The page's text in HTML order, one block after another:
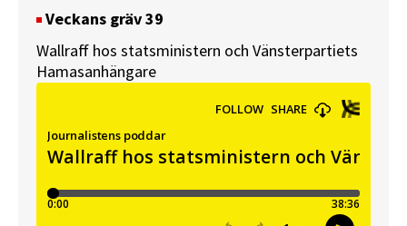
Veckans gräv 39
Wallraff hos statsministern och Vänsterpartiets
Hamasanhängare